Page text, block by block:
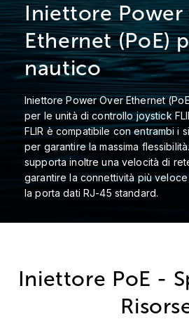
Iniettore Power
Ethernet (PoE)
nautico
Iniettore Power Over Ethernet
per le unità di controllo joystick
FLIR è compatibile con entrambi i
per garantire la massima
supporta inoltre una velocità di
garantire la connettività più
la porta dati RJ-45 standard.
Iniettore PoE -